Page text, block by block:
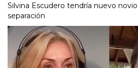
Silvina Escudero tendría nuevo
separación